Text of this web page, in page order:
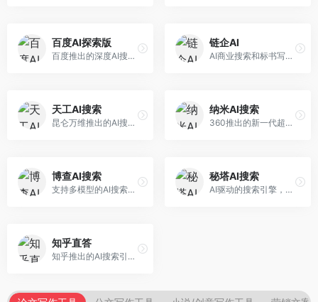
百度AI探索版
百度推出的深度AI搜索引擎，整合百度知识图谱。面向中文用户，提供智能问答、知识探索、内容生成等服务，知识覆盖面广。
链企AI
AI商业搜索和标书写作工具，专注于企业服务场景。面向企业用户，提供商业信息搜索、标书生成、企业分析等服务，商业信息专业。
天工AI搜索
昆仑万维推出的AI搜索引擎，整合大模型与搜索能力。面向普通用户，提供智能问答、深度搜索、内容整理等服务，中文搜索体验好。
纳米AI搜索
360推出的新一代超级AI搜索，深度整合360搜索资源。面向普通用户，提供智能问答、多模态搜索、内容生成等服务，安全可靠。
博查AI搜索
支持多模型的AI搜索引擎，整合多种大模型能力。面向AI爱好者，提供多模型搜索、答案对比、深度分析等服务，模型选择灵活。
秘塔AI搜索
AI驱动的搜索引擎，专注于无广告直达结果。面向研究者和信息获取需求者，提供深度搜索、来源标注、答案整理等服务，搜索结果干净准确，信息可信度高。
知乎直答
知乎推出的AI搜索引擎，专注于知识问答场景。面向知识获取者，提供知乎内容搜索、智能问答、知识整理等服务，专业知识丰富。